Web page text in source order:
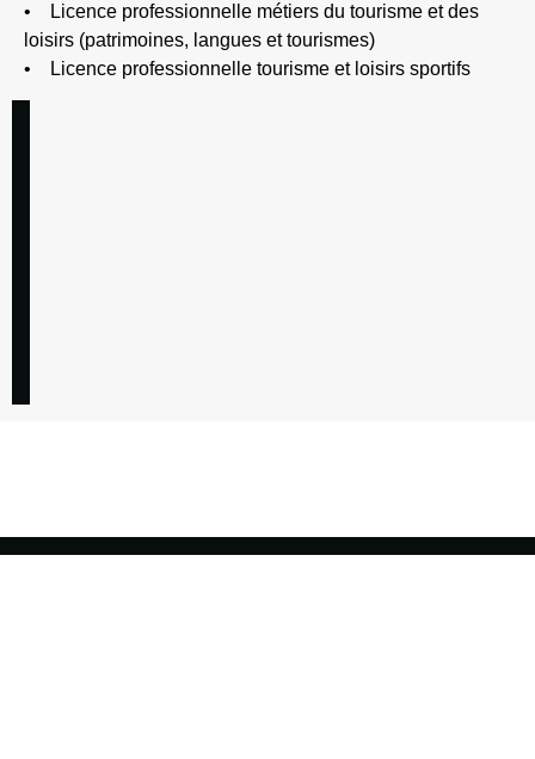
• Licence professionnelle métiers du tourisme et des
loisirs (patrimoines, langues et tourismes)
• Licence professionnelle tourisme et loisirs sportifs